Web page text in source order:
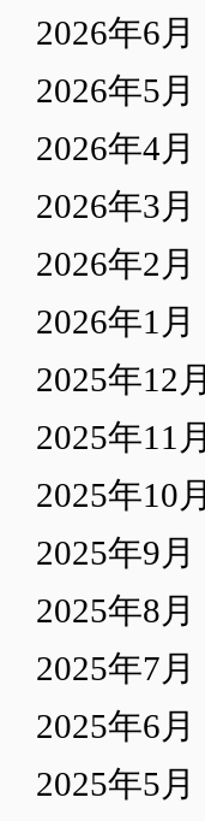
2026年6月
2026年5月
2026年4月
2026年3月
2026年2月
2026年1月
2025年12月
2025年11月
2025年10月
2025年9月
2025年8月
2025年7月
2025年6月
2025年5月